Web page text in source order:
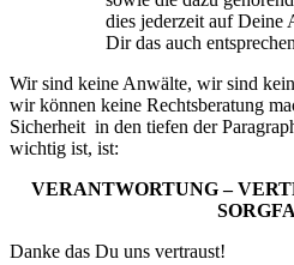
dies jederzeit auf Deine
Dir das auch
Wir sind keine Anwälte, wir sind
wir können keine Rechtsberatung
Sicherheit in den tiefen der
wichtig ist, ist:
VERANTWORTUNG –
Danke das Du uns vertraust!